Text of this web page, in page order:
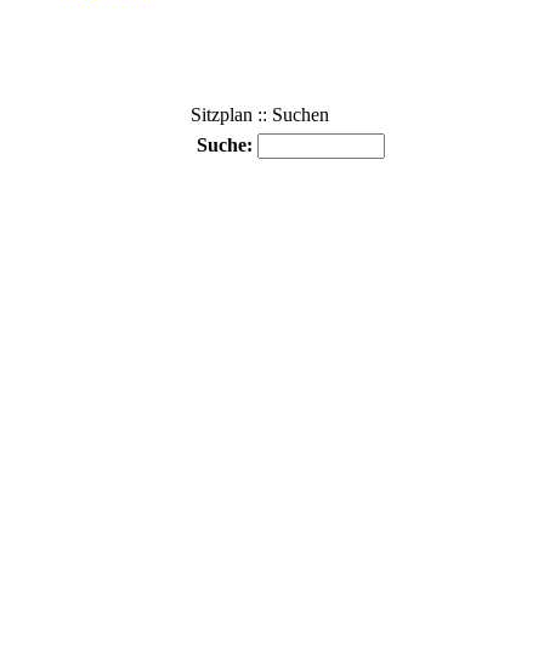
Sitzplan :: Suchen
Suche: